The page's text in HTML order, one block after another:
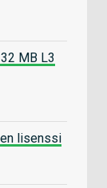
MB L3
lisenssi